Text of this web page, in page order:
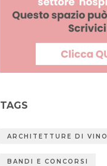
TAGS
ARCHITETTURE DI VINO
BANDI E CONCORSI